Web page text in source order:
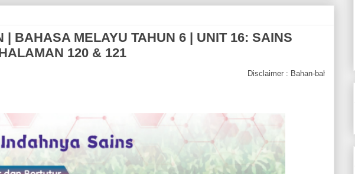
| BAHASA MELAYU TAHUN 6 | UNIT 16: SAINS
120 & 121
Disclaimer : Bahan-bahan untuk tujuan PDPC sahaja